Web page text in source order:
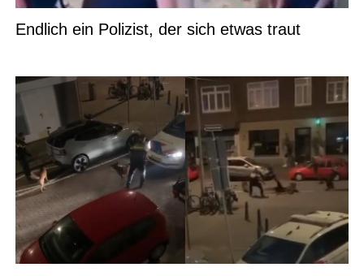
Endlich ein Polizist, der sich etwas traut